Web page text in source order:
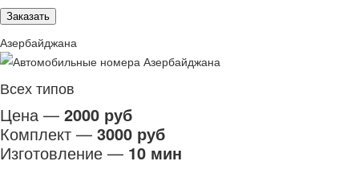
Заказать
Азербайджана
Всех типов
Цена — 2000 руб
Комплект — 3000 руб
Изготовление — 10 мин